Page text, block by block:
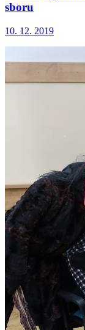
sboru
10. 12. 2019